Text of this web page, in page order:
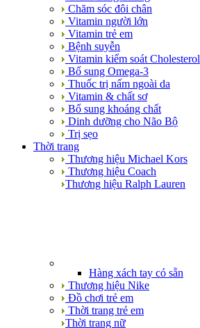
Chăm sóc đôi chân
Vitamin người lớn
Vitamin trẻ em
Bệnh suyễn
Vitamin kiểm soát Cholesterol
Bổ sung Omega-3
Thuốc trị nấm ngoài da
Vitamin & chất sơ
Bổ sung khoáng chất
Dinh dưỡng cho Não Bộ
Trị sẹo
Thời trang
Thương hiệu Michael Kors
Thương hiệu Coach
Thương hiệu Ralph Lauren
Hàng xách tay có sẵn
Thương hiệu Nike
Đồ chơi trẻ em
Thời trang trẻ em
Thời trang nữ